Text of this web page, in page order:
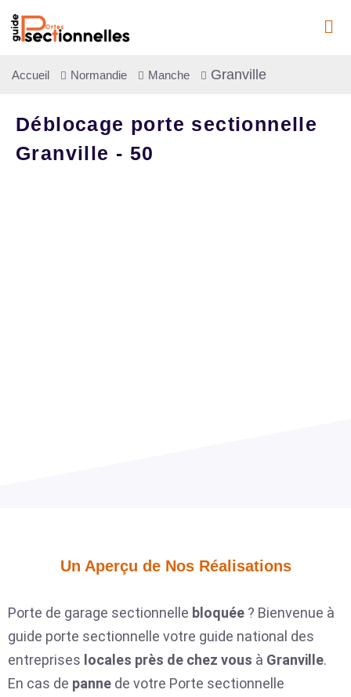
Accueil Normandie Manche Granville
Déblocage porte sectionnelle
Granville - 50
Un Aperçu de Nos Réalisations​
Porte de garage sectionnelle bloquée ? Bienvenue à
guide porte sectionnelle votre guide national des
entreprises locales près de chez vous à Granville.
En cas de panne de votre Porte sectionnelle